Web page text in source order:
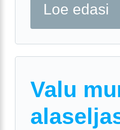
Loe edasi
Valu